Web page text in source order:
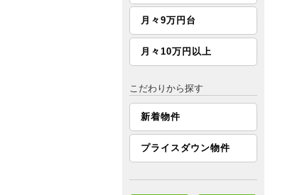
月々9万円台
月々10万円以上
こだわりから探す
新着物件
プライスダウン物件